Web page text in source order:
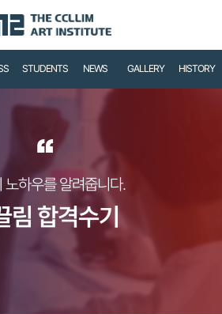
STUDENTS NEWS GALLERY HISTORY
“
노하우를 알려줍니다.
림 합격수기